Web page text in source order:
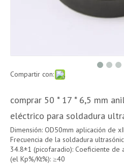
Compartir con:
comprar 50 * 17 * 6,5 mm
eléctrico para soldadura
Dimensión: OD50mm aplicación de
Frecuencia de la soldadura
34.8±1 (picofaradio): Coeficiente
(el Kp%/Kt%): ≥40